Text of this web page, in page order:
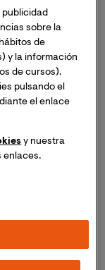
ambas
ámbito médico,
los
sobre
de
desde el
en la atención a
respetuosas,
de
sobre la
de
y la información
de cursos).
pulsando el
el enlace
y nuestra
enlaces.